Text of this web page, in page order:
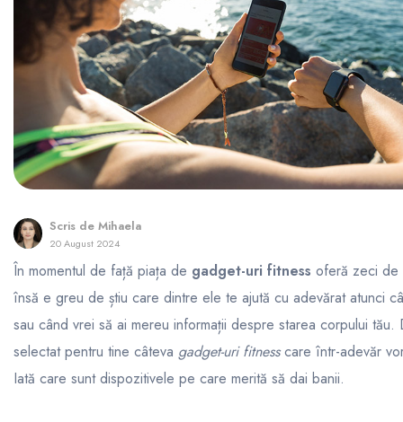
Scris de Mihaela
20 August 2024
În momentul de față piața de gadget-uri fitness oferă zeci de
însă e greu de știu care dintre ele te ajută cu adevărat atunci
sau când vrei să ai mereu informații despre starea corpului tău.
selectat pentru tine câteva gadget-uri fitnesscare într-adevăr
Iată care sunt dispozitivele pe care merită să dai banii.